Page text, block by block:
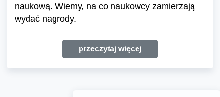
naukową. Wiemy, na co naukowcy zamierzają
wydać nagrody.
przeczytaj więcej